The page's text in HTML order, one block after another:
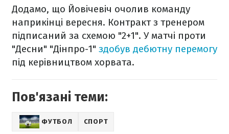
Додамо, що Йовічевіч очолив команду
наприкінці вересня. Контракт з тренером
підписаний за схемою "2+1". У матчі проти
"Десни" "Дінпро-1" здобув дебютну перемогу
під керівництвом хорвата.
Пов'язані теми:
ФУТБОЛ СПОРТ